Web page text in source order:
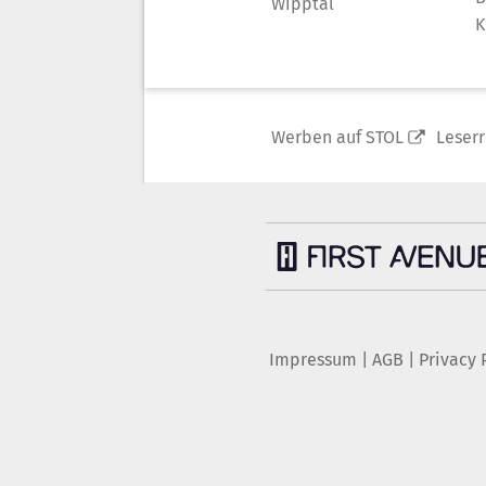
Wipptal
Werben auf STOL
Impressum AGB Privacy